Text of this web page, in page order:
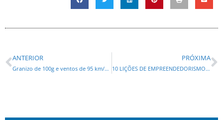
ANTERIOR
Granizo de 100g e ventos de 95 km/h: Defesa Civil prepara ajuda a municípios afetados
PRÓXIMA
10 LIÇÕES DE EMPREENDEDORISMO: ROTARY CLUB DE CURITIBA RECEBEU O EMPRESÁRIO NELSON GIOVANNINI FILHO QUE ESTÁ ENTRE OS 100 MAIORES DO BRASIL